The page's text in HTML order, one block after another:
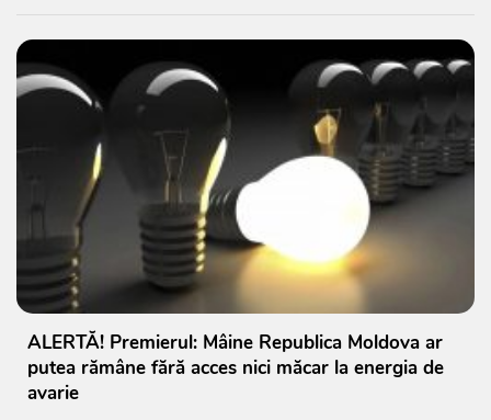
ALERTĂ! Premierul: Mâine Republica Moldova ar
putea rămâne fără acces nici măcar la energia de
avarie